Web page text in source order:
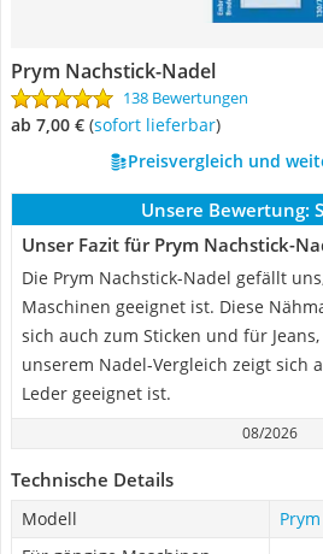
Prym Nachstick-Nadel
138 Bewertungen
ab 7,00 € ( Sofort lieferbar)
Preisvergleich und
Unsere Bewertung:
Unser Fazit für Prym Nachstick-
Die Prym Nachstick-Nadel gefällt
Maschinen geeignet ist. Diese
sich auch zum Sticken und für
unserem Nadel-Vergleich zeigt sich
Leder geeignet ist.
08/2026
Technische Details
Modell